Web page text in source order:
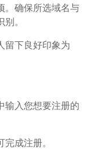
。确保所选域名与
。
留下良好印象为
输入您想要注册的
成注册。